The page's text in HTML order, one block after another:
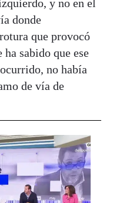
y no en el
donde
que provocó
sabido que ese
no había
de vía de